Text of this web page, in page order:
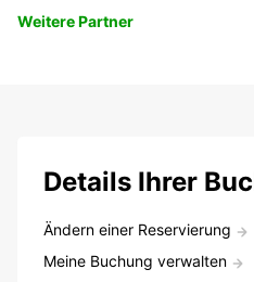
Weitere Partner
Details Ihrer
Ändern einer Reservierung
Meine Buchung verwalten